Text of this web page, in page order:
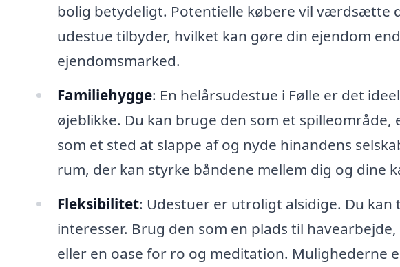
bolig betydeligt. Potentielle købere vil værdsætte
udestue tilbyder, hvilket kan gøre din ejendom
ejendomsmarked.
Familiehygge: En helårsudestue i Følle er det
øjeblikke. Du kan bruge den som et
som et sted at slappe af og nyde hinandens
rum, der kan styrke båndene mellem dig og dine
Fleksibilitet: Udestuer er utroligt alsidige. Du kan
interesser. Brug den som en plads til
eller en oase for ro og meditation. Mulighederne